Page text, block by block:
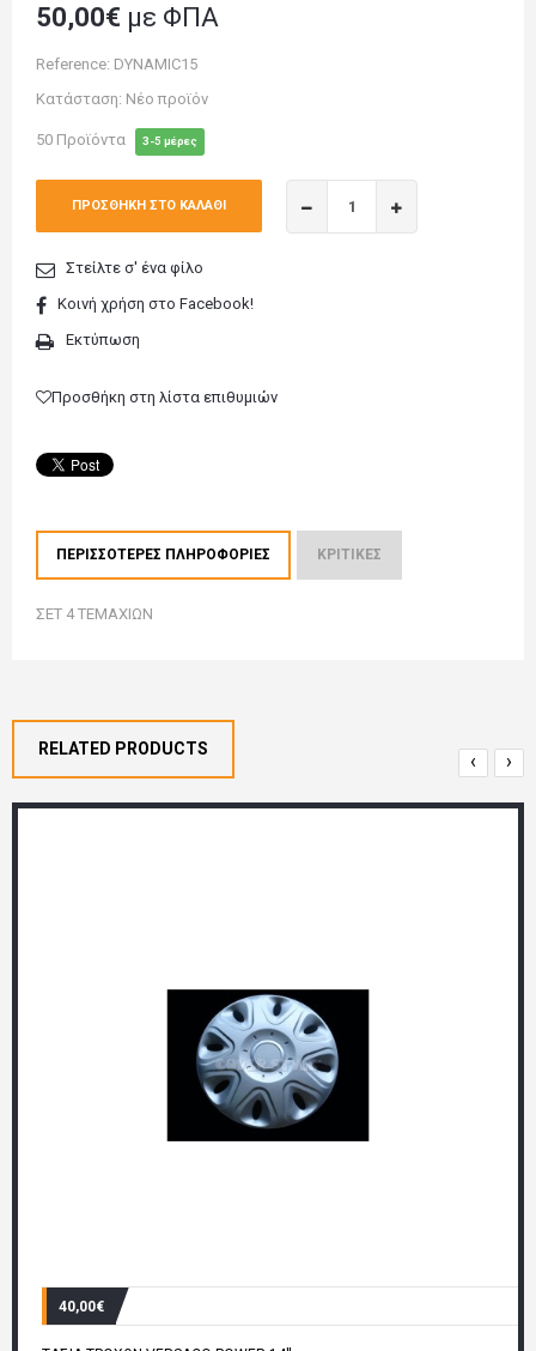
50,00€ με ΦΠΑ
Reference: DYNAMIC15
Κατάσταση: Νέο προϊόν
50 Προϊόντα 3-5 μέρες
ΠΡΟΣΘΉΚΗ ΣΤΟ ΚΑΛΆΘΙ
Στείλτε σ' ένα φίλο
Κοινή χρήση στο Facebook!
Εκτύπωση
Προσθήκη στη λίστα επιθυμιών
ΠΕΡΙΣΣΌΤΕΡΕΣ ΠΛΗΡΟΦΟΡΊΕΣ ΚΡΙΤΙΚΈΣ
ΣΕΤ 4 ΤΕΜΑΧΙΩΝ
RELATED PRODUCTS
‹ ›
40,00€